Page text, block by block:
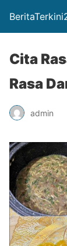
Cita
Rasa
admin